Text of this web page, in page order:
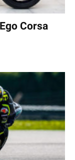
Corsa